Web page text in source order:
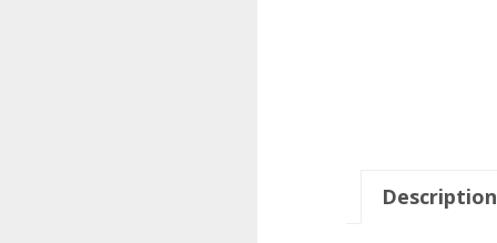
Description